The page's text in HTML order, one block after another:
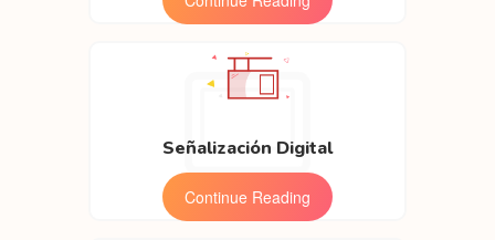
Señalización Digital
Continue Reading